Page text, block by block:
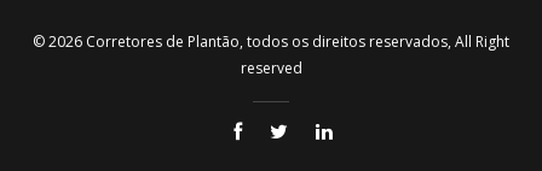
© 2026 Corretores de Plantão, todos os direitos reservados, All Right
reserved